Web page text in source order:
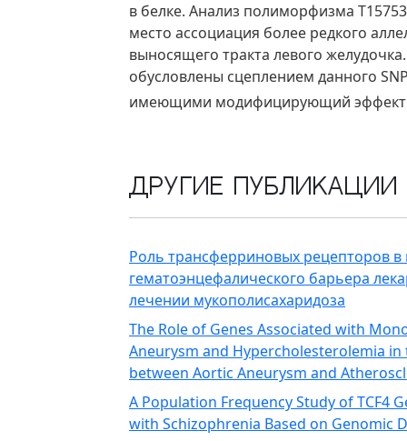
в белке. Анализ полиморфизма
место ассоциация более редкого
выносящего тракта левого
обусловлены сцеплением данного
имеющими модифицирующий эффект
Другие публикации
Роль трансферриновых рецепторов
гематоэнцефалического барьера
лечении мукополисахаридоза
The Role of Genes Associated with
Aneurysm and Hypercholesterolemia
between Aortic Aneurysm and
A Population Frequency Study of TCF4
with Schizophrenia Based on Genomic